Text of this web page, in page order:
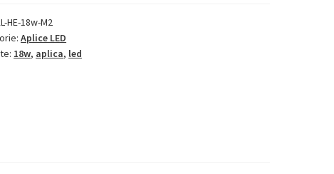
HE-18w-M2
Aplice LED
18w, aplica, led